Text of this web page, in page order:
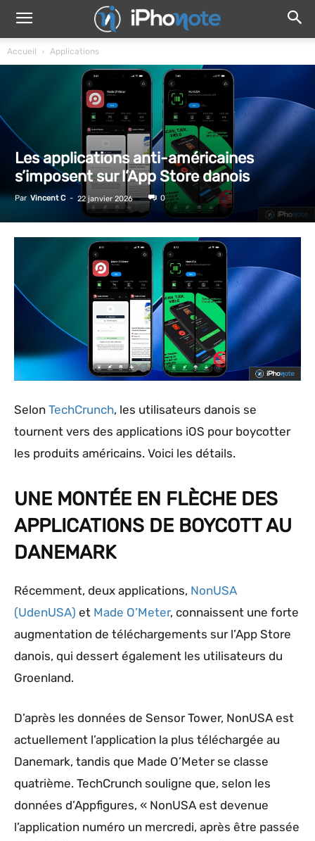
Accueil Applications
Les applications anti-américaines
s’imposent sur l’App Store danois
Par Vincent C - 22 janvier 2026 0
Selon TechCrunch, les utilisateurs danois se
tournent vers des applications iOS pour boycotter
les produits américains. Voici les détails.
UNE MONTÉE EN FLÈCHE DES
APPLICATIONS DE BOYCOTT AU
DANEMARK
Récemment, deux applications, NonUSA
(UdenUSA) et Made O’Meter, connaissent une forte
augmentation de téléchargements sur l’App Store
danois, qui dessert également les utilisateurs du
Groenland.
D’après les données de Sensor Tower, NonUSA est
actuellement l’application la plus téléchargée au
Danemark, tandis que Made O’Meter se classe
quatrième. TechCrunch souligne que, selon les
données d’Appfigures, « NonUSA est devenue
l’application numéro un mercredi, après être passée